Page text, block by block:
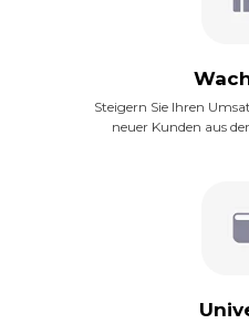
Steigern Sie Ihren
neuer Kunden aus